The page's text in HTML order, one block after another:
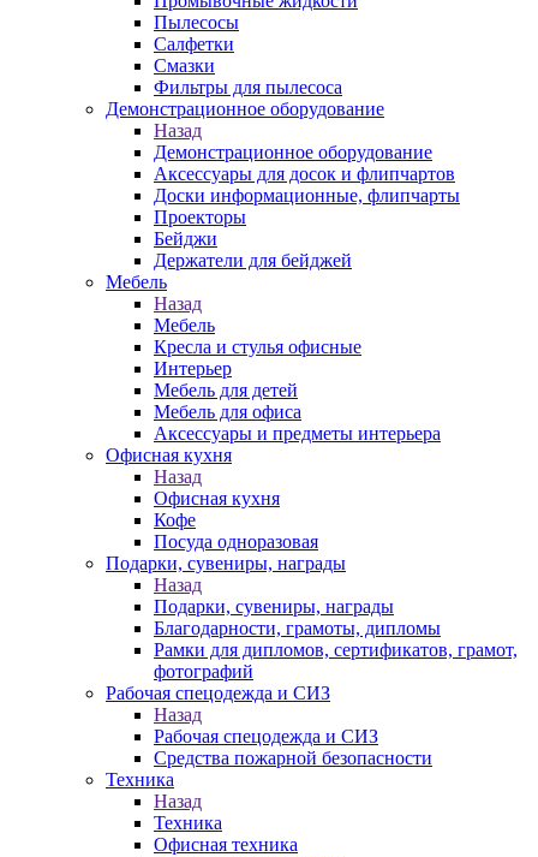
Пылесосы
Салфетки
Смазки
Фильтры для пылесоса
Демонстрационное оборудование
Назад
Демонстрационное оборудование
Аксессуары для досок и флипчартов
Доски информационные, флипчарты
Проекторы
Бейджи
Держатели для бейджей
Мебель
Назад
Мебель
Кресла и стулья офисные
Интерьер
Мебель для детей
Мебель для офиса
Аксессуары и предметы интерьера
Офисная кухня
Назад
Офисная кухня
Кофе
Посуда одноразовая
Подарки, сувениры, награды
Назад
Подарки, сувениры, награды
Благодарности, грамоты, дипломы
Рамки для дипломов, сертификатов, грамот,
фотографий
Рабочая спецодежда и СИЗ
Назад
Рабочая спецодежда и СИЗ
Средства пожарной безопасности
Техника
Назад
Техника
Офисная техника